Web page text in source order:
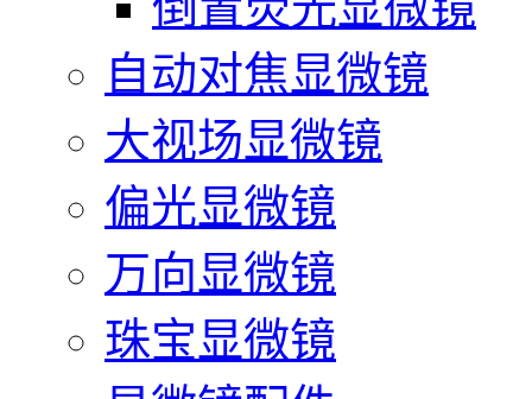
自动对焦显微镜
大视场显微镜
偏光显微镜
万向显微镜
珠宝显微镜